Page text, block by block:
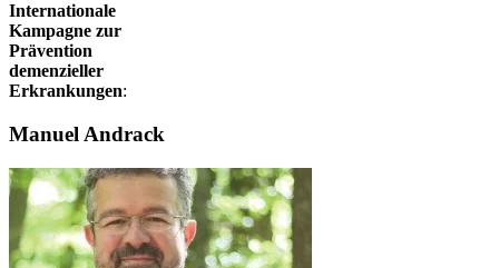
Internationale
Kampagne zur
Prävention
demenzieller
Erkrankungen:
Manuel Andrack